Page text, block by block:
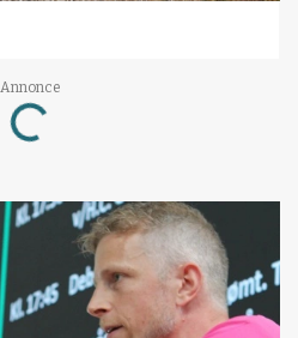
Annonce
Loading...